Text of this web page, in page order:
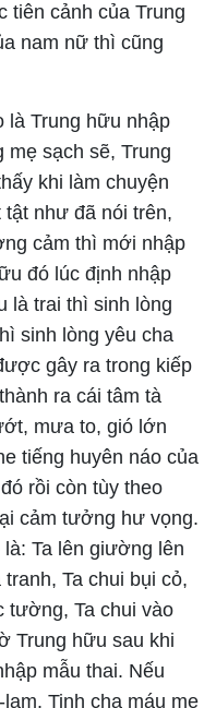
tiên cảnh của Trung
nam nữ thì cũng
là Trung hữu nhập
sạch sẽ, Trung
khi làm chuyện
như đã nói trên,
cảm thì mới nhập
đó lúc định nhập
là trai thì sinh lòng
sinh lòng yêu cha
gây ra trong kiếp
ra cái tâm tà
mưa to, gió lớn
tiếng huyên náo của
rồi còn tùy theo
cảm tưởng hư vọng.
Ta lên giường lên
Ta chui bụi cỏ,
tường, Ta chui vào
Trung hữu sau khi
mẫu thai. Nếu
Tinh cha máu mẹ